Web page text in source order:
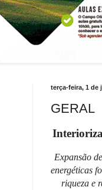
terça-feira, 1 de
GERAL
Expansão
energéticas
riqueza e